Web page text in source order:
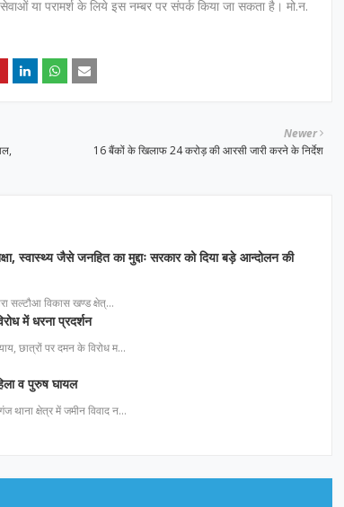
या परामर्श के लिये इस नम्बर पर संपर्क किया जा सकता है। मो.न.
Newer
16 बैंकों के खिलाफ 24 करोड़ की आरसी जारी करने के निर्देश
स्वास्थ्य जैसे जनहित का मुद्दाः सरकार को दिया बड़े आन्दोलन की
सल्टौआ विकास खण्ड क्षेत्…
में धरना प्रदर्शन
छात्रों पर दमन के विरोध म…
व पुरुष घायल
थाना क्षेत्र में जमीन विवाद न…